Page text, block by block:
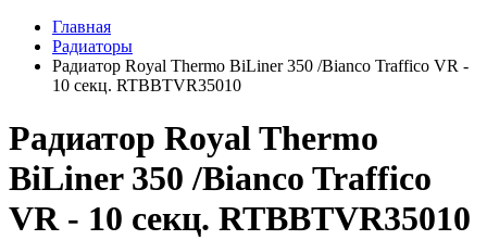
Главная
Радиаторы
Радиатор Royal Thermo BiLiner 350 /Bianco Traffico VR -
10 секц. RTBBTVR35010
Радиатор Royal Thermo
BiLiner 350 /Bianco Traffico
VR - 10 секц. RTBBTVR35010